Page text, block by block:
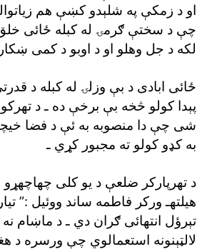
او د زمکې په شلېدو کښې هم
چې د سختې ګرمۍ له کبله ځائى خلق د
لکه د جل وهلو او د اوبو د کمى
ځائى ابادى د بې وزلۍ له کبله د
پېدا کولو څخه بې برخې ده ـ د
شى چې دا منصوبه به ئې د فضا
به کډو کولو ته مجبور کړي ـ
د تهرپارکر ضلعې د يو کلى
هيلتهـ ورکر فاطمه ساند ووئيل :”
تېرؤل انتهائى ګران دي ـ د ماښام
لالټېنونه استعمالوي چې ورسره د